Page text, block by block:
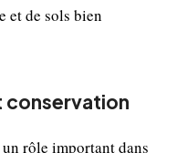
et de sols bien
conservation
rôle important dans